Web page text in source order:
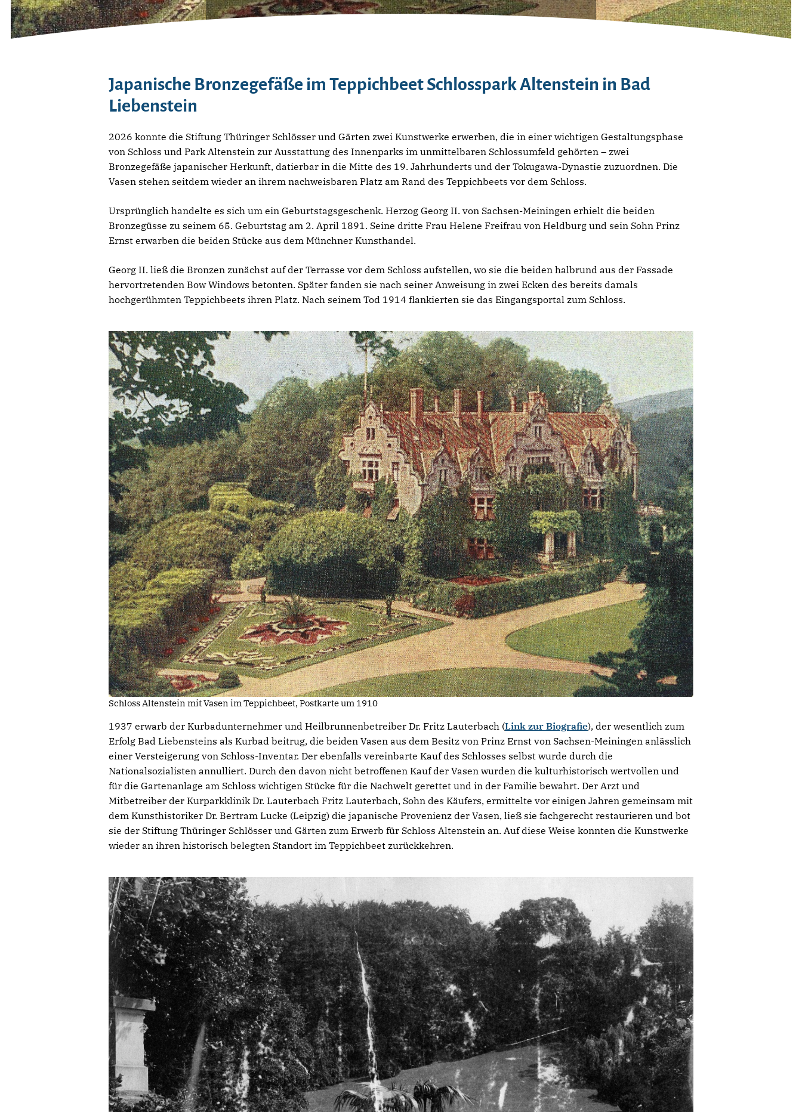
Japanische Bronzegefäße im Teppichbeet Schlosspark Altenstein in Bad
Liebenstein
2026 konnte die Stiftung Thüringer Schlösser und Gärten zwei Kunstwerke erwerben, die in einer wichtigen Gestaltungsphase
von Schloss und Park Altenstein zur Ausstattung des Innenparks im unmittelbaren Schlossumfeld gehörten – zwei
Bronzegefäße japanischer Herkunft, datierbar in die Mitte des 19. Jahrhunderts und der Tokugawa-Dynastie zuzuordnen. Die
Vasen stehen seitdem wieder an ihrem nachweisbaren Platz am Rand des Teppichbeets vor dem Schloss.
Ursprünglich handelte es sich um ein Geburtstagsgeschenk. Herzog Georg II. von Sachsen-Meiningen erhielt die beiden
Bronzegüsse zu seinem 65. Geburtstag am 2. April 1891. Seine dritte Frau Helene Freifrau von Heldburg und sein Sohn Prinz
Ernst erwarben die beiden Stücke aus dem Münchner Kunsthandel.
Georg II. ließ die Bronzen zunächst auf der Terrasse vor dem Schloss aufstellen, wo sie die beiden halbrund aus der Fassade
hervortretenden Bow Windows betonten. Später fanden sie nach seiner Anweisung in zwei Ecken des bereits damals
hochgerühmten Teppichbeets ihren Platz. Nach seinem Tod 1914 flankierten sie das Eingangsportal zum Schloss.
Schloss Altenstein mit Vasen im Teppichbeet, Postkarte um 1910
1937 erwarb der Kurbadunternehmer und Heilbrunnenbetreiber Dr. Fritz Lauterbach (Link zur Biografie), der wesentlich zum
Erfolg Bad Liebensteins als Kurbad beitrug, die beiden Vasen aus dem Besitz von Prinz Ernst von Sachsen-Meiningen anlässlich
einer Versteigerung von Schloss-Inventar. Der ebenfalls vereinbarte Kauf des Schlosses selbst wurde durch die
Nationalsozialisten annulliert. Durch den davon nicht betroffenen Kauf der Vasen wurden die kulturhistorisch wertvollen und
für die Gartenanlage am Schloss wichtigen Stücke für die Nachwelt gerettet und in der Familie bewahrt. Der Arzt und
Mitbetreiber der Kurparkklinik Dr. Lauterbach Fritz Lauterbach, Sohn des Käufers, ermittelte vor einigen Jahren gemeinsam mit
dem Kunsthistoriker Dr. Bertram Lucke (Leipzig) die japanische Provenienz der Vasen, ließ sie fachgerecht restaurieren und bot
sie der Stiftung Thüringer Schlösser und Gärten zum Erwerb für Schloss Altenstein an. Auf diese Weise konnten die Kunstwerke
wieder an ihren historisch belegten Standort im Teppichbeet zurückkehren.